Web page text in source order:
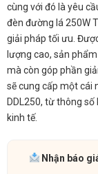
cùng với đó là yêu
đèn đường lá 250W
giải pháp tối ưu.
lượng cao, sản
mà còn góp phần
sẽ cung cấp một cái
DDL250, từ thông
kinh tế.
Nhận báo